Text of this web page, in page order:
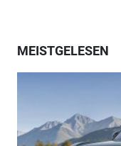
MEISTGELESEN